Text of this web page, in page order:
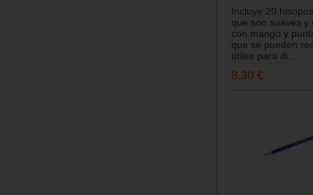
Incluye 20
que son suaves y
con mango y
que se pueden
útiles para di...
8.30 €